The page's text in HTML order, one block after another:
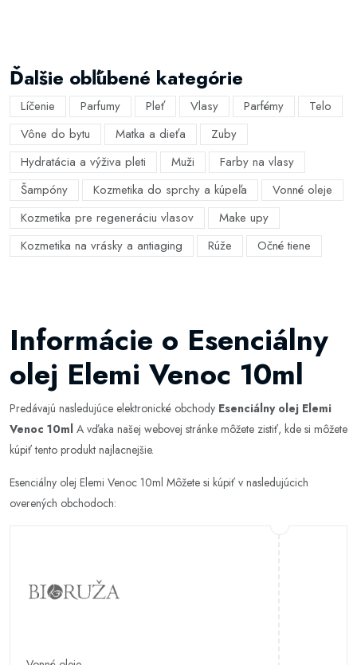
Ďalšie obľúbené kategórie
Líčenie Parfumy Pleť Vlasy Parfémy
Telo
Vône do bytu
Matka a dieťa
Zuby
Hydratácia a výživa pleti
Muži
Farby na vlasy
Šampóny
Kozmetika do sprchy a kúpeľa
Vonné oleje
Kozmetika pre regeneráciu vlasov
Make upy
Kozmetika na vrásky a antiaging
Rúže Očné tiene
Informácie o Esenciálny
olej Elemi Venoc 10ml
Predávajú nasledujúce elektronické obchody Esenciálny olej Elemi
Venoc 10ml A vďaka našej webovej stránke môžete zistiť, kde si môžete
kúpiť tento produkt najlacnejšie.
Esenciálny olej Elemi Venoc 10ml Môžete si kúpiť v nasledujúcich
overených obchodoch: